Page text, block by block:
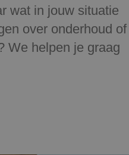
wat in jouw situatie
over onderhoud of
We helpen je graag